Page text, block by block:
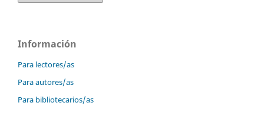
Información
Para lectores/as
Para autores/as
Para bibliotecarios/as